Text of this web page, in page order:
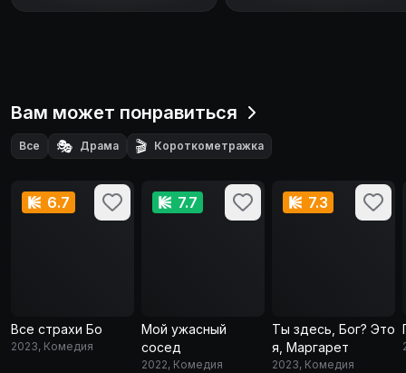
Вам может понравиться
Все 🎭 Драма 🎬 Короткометражка
6.7
Все страхи Бо
2023, Комедия
7.7
Мой ужасный
сосед
2022, Комедия
7.3
Ты здесь, Бог? Это
я, Маргарет
2023, Комедия